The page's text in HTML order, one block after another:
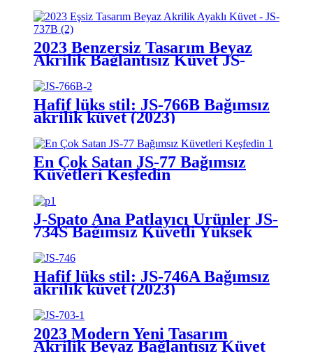
2023 Benzersiz Tasarım Beyaz
Akrilik Bağlantısız Küvet JS-
Hafif lüks stil: JS-766B Bağımsız
akrilik küvet (2023)
En Çok Satan JS-77 Bağımsız
Küvetleri Keşfedin
J-Spato Ana Patlayıcı Ürünler JS-
734S Bağımsız Küvetli Yüksek
Hafif lüks stil: JS-746A Bağımsız
akrilik küvet (2023)
2023 Modern Yeni Tasarım
Akrilik Beyaz Bağlantısız Küvet